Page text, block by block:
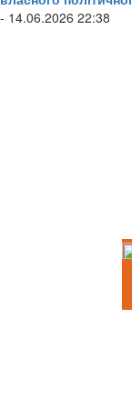
- 14.06.2026 22:38